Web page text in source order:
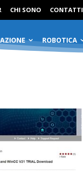
CHI SONO CONTATTI
ROBOTICA